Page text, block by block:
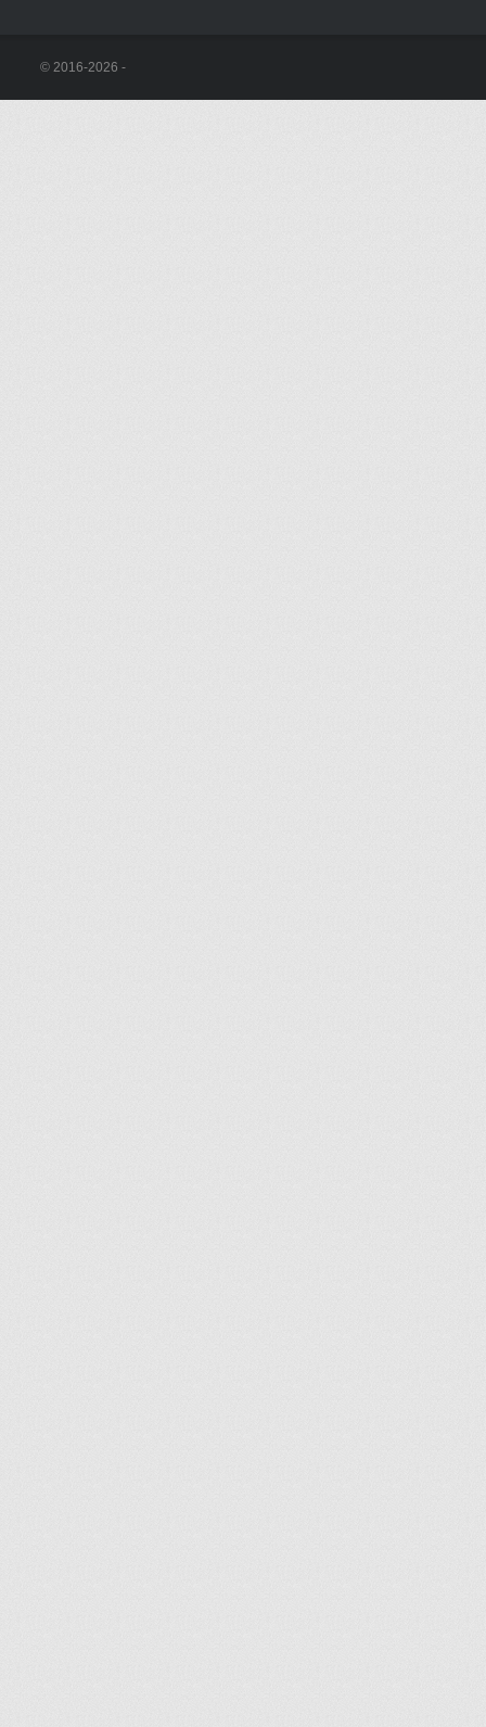
© 2016-2026 -